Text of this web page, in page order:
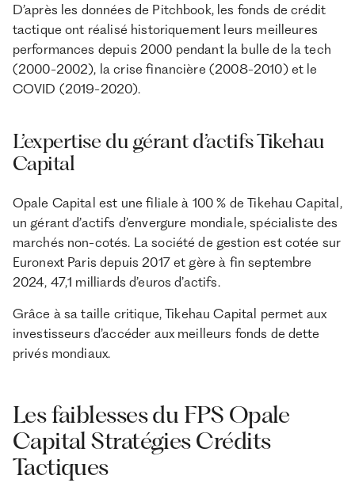
D’après les données de Pitchbook, les fonds de crédit
tactique ont réalisé historiquement leurs meilleures
performances depuis 2000 pendant la bulle de la tech
(2000-2002), la crise financière (2008-2010) et le
COVID (2019-2020).
L’expertise du gérant d’actifs Tikehau
Capital
Opale Capital est une filiale à 100 % de Tikehau Capital,
un gérant d’actifs d’envergure mondiale, spécialiste des
marchés non-cotés. La société de gestion est cotée sur
Euronext Paris depuis 2017 et gère à fin septembre
2024, 47,1 milliards d’euros d’actifs.
Grâce à sa taille critique, Tikehau Capital permet aux
investisseurs d’accéder aux meilleurs fonds de dette
privés mondiaux.
Les faiblesses du FPS Opale
Capital Stratégies Crédits
Tactiques